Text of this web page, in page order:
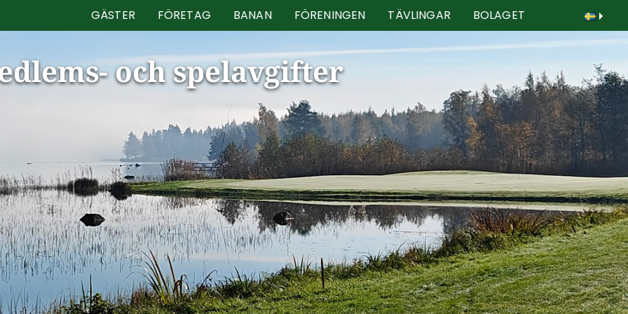
GÄSTER FÖRETAG BANAN FÖRENINGEN TÄVLINGAR BOLAGET
och spelavgifter